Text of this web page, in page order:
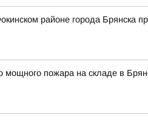
районе города Брянска
мощного пожара на складе в